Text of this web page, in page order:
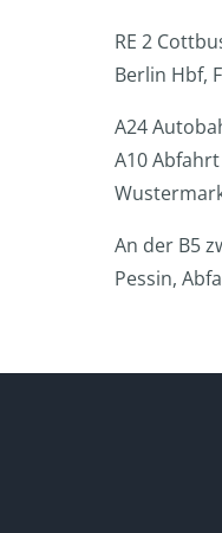
RE 2
Berlin Hbf,
A24
A10
An der B5
Pessin,